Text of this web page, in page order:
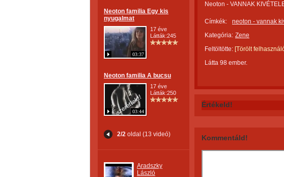
Neoton familia Egy kis
nyugalmat
03:37
17 éve
Látták:245
Neoton familia A bucsu
03:44
17 éve
Látták:250
2/2oldal (13 videó)
Aradszky
László
Neoton - VANNAK
Címkék:
neoton - vannak
Kategória: Zene
Feltöltötte: [Törölt
Látta 98 ember.
Értékeld!
Kommentáld!